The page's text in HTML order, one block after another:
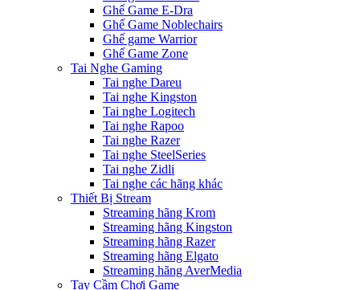
Ghế Game E-Dra
Ghế Game Noblechairs
Ghế game Warrior
Ghế Game Zone
Tai Nghe Gaming
Tai nghe Dareu
Tai nghe Kingston
Tai nghe Logitech
Tai nghe Rapoo
Tai nghe Razer
Tai nghe SteelSeries
Tai nghe Zidli
Tai nghe các hãng khác
Thiết Bị Stream
Streaming hãng Krom
Streaming hãng Kingston
Streaming hãng Razer
Streaming hãng Elgato
Streaming hãng AverMedia
Tay Cầm Chơi Game